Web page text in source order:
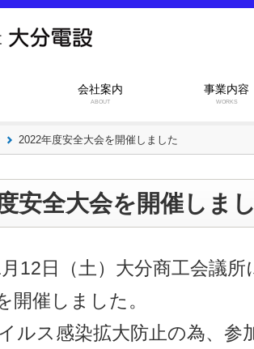
会社案内
ABOUT
事業内容
WORKS
2022年度安全大会を開催しました
安全大会を開催しま
12日（土）大分商工会議
開催しました。
ルス感染拡大防止の為、参